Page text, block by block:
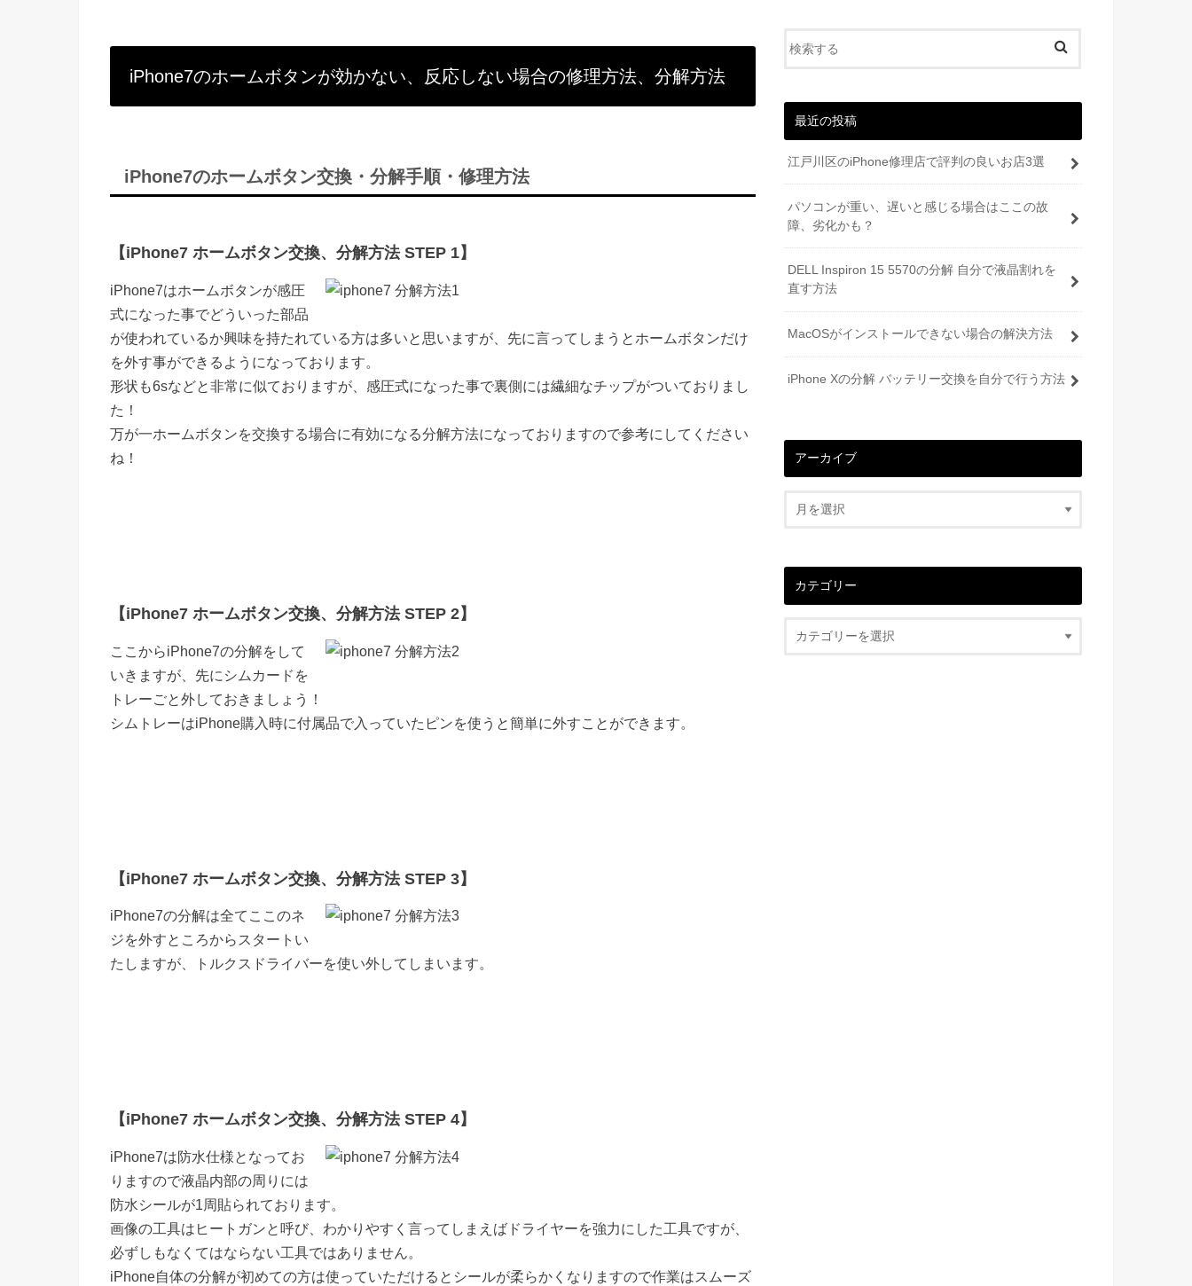
iPhone7のホームボタンが効かない、反応しない場合の修理方法、分解方法
iPhone7のホームボタン交換・分解手順・修理方法
【iPhone7 ホームボタン交換、分解方法 STEP 1】
iPhone7はホームボタンが感圧
式になった事でどういった部品
が使われているか興味を持たれている方は多いと思いますが、先に言ってしまうとホームボタンだけ
を外す事ができるようになっております。
形状も6sなどと非常に似ておりますが、感圧式になった事で裏側には繊細なチップがついておりまし
た！
万が一ホームボタンを交換する場合に有効になる分解方法になっておりますので参考にしてください
ね！
【iPhone7 ホームボタン交換、分解方法 STEP 2】
ここからiPhone7の分解をして
いきますが、先にシムカードを
トレーごと外しておきましょう！
シムトレーはiPhone購入時に付属品で入っていたピンを使うと簡単に外すことができます。
【iPhone7 ホームボタン交換、分解方法 STEP 3】
iPhone7の分解は全てここのネ
ジを外すところからスタートい
たしますが、トルクスドライバーを使い外してしまいます。
【iPhone7 ホームボタン交換、分解方法 STEP 4】
iPhone7は防水仕様となってお
りますので液晶内部の周りには
防水シールが1周貼られております。
画像の工具はヒートガンと呼び、わかりやすく言ってしまえばドライヤーを強力にした工具ですが、
必ずしもなくてはならない工具ではありません。
iPhone自体の分解が初めての方は使っていただけるとシールが柔らかくなりますので作業はスムーズ
最近の投稿
江戸川区のiPhone修理店で評判の良いお店3選
パソコンが重い、遅いと感じる場合はここの故
障、劣化かも？
DELL Inspiron 15 5570の分解 自分で液晶割れを
直す方法
MacOSがインストールできない場合の解決方法
iPhone Xの分解 バッテリー交換を自分で行う方法
アーカイブ
カテゴリー